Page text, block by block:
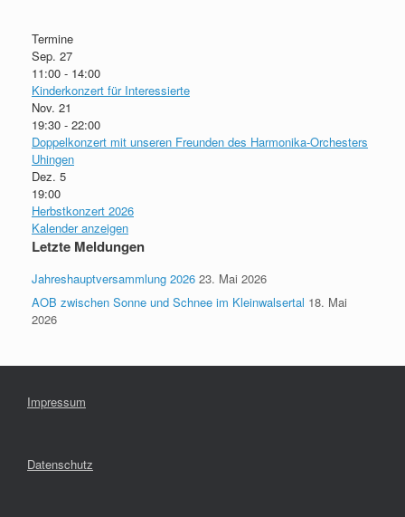
Termine
Sep. 27
11:00 - 14:00
Kinderkonzert für Interessierte
Nov. 21
19:30 - 22:00
Doppelkonzert mit unseren Freunden des Harmonika-Orchesters
Uhingen
Dez. 5
19:00
Herbstkonzert 2026
Kalender anzeigen
Letzte Meldungen
Jahreshauptversammlung 2026 23. Mai 2026
AOB zwischen Sonne und Schnee im Kleinwalsertal 18. Mai
2026
Impressum
Datenschutz